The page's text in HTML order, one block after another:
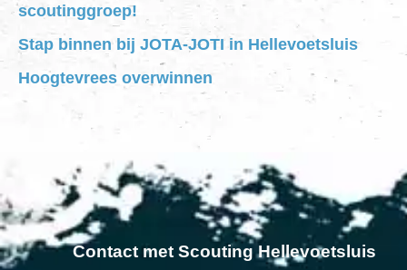
scoutinggroep!
Stap binnen bij JOTA-JOTI in Hellevoetsluis
Hoogtevrees overwinnen
Contact met Scouting Hellevoetsluis